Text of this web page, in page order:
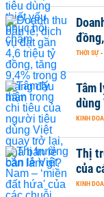
THỜI SỰ -
Tâm
dùng
KINH
Thị
của
KINH